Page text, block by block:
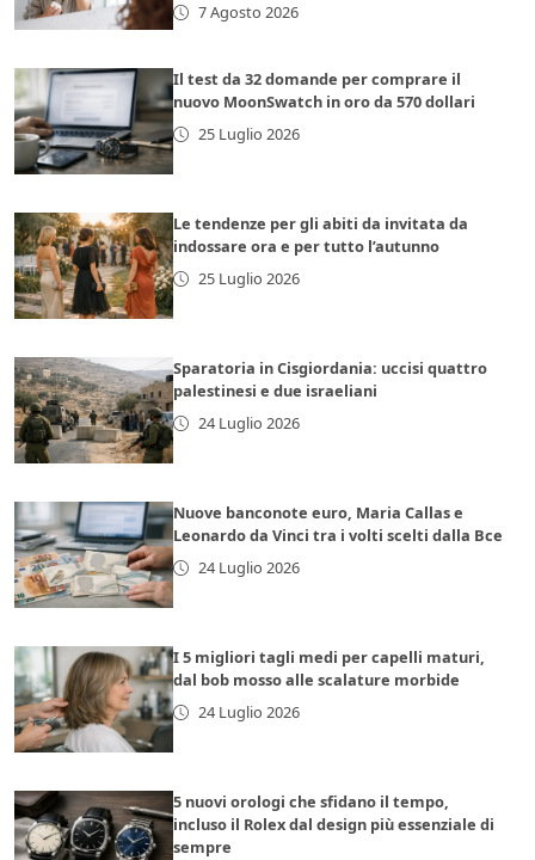
7 Agosto 2026
Il test da 32 domande per comprare il
nuovo MoonSwatch in oro da 570 dollari
25 Luglio 2026
Le tendenze per gli abiti da invitata da
indossare ora e per tutto l’autunno
25 Luglio 2026
Sparatoria in Cisgiordania: uccisi quattro
palestinesi e due israeliani
24 Luglio 2026
Nuove banconote euro, Maria Callas e
Leonardo da Vinci tra i volti scelti dalla Bce
24 Luglio 2026
I 5 migliori tagli medi per capelli maturi,
dal bob mosso alle scalature morbide
24 Luglio 2026
5 nuovi orologi che sfidano il tempo,
incluso il Rolex dal design più essenziale di
sempre